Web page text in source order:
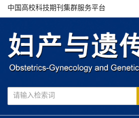
中国高校科技期刊集群服务平台